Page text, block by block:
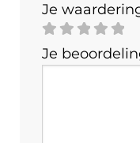
Je
Je